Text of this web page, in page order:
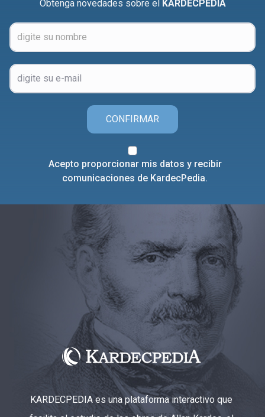
Obtenga novedades sobre el KARDECPEDIA
CONFIRMAR
Acepto proporcionar mis datos y recibir
comunicaciones de KardecPedia.
KARDECPEDIA es una plataforma interactivo que